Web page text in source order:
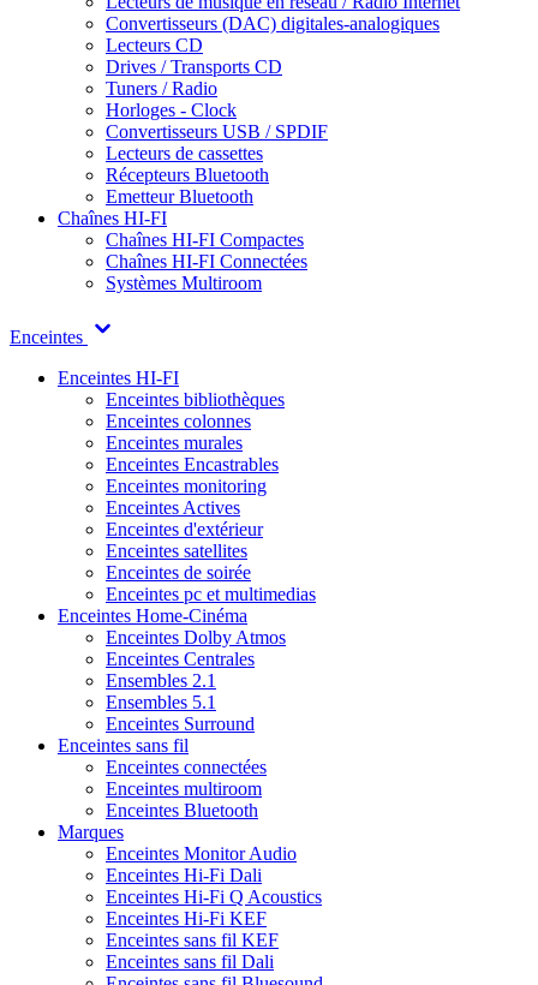
Convertisseurs (DAC) digitales-analogiques
Lecteurs CD
Drives / Transports CD
Tuners / Radio
Horloges - Clock
Convertisseurs USB / SPDIF
Lecteurs de cassettes
Récepteurs Bluetooth
Emetteur Bluetooth
Chaînes HI-FI
Chaînes HI-FI Compactes
Chaînes HI-FI Connectées
Systèmes Multiroom
Enceintes
Enceintes HI-FI
Enceintes bibliothèques
Enceintes colonnes
Enceintes murales
Enceintes Encastrables
Enceintes monitoring
Enceintes Actives
Enceintes d'extérieur
Enceintes satellites
Enceintes de soirée
Enceintes pc et multimedias
Enceintes Home-Cinéma
Enceintes Dolby Atmos
Enceintes Centrales
Ensembles 2.1
Ensembles 5.1
Enceintes Surround
Enceintes sans fil
Enceintes connectées
Enceintes multiroom
Enceintes Bluetooth
Marques
Enceintes Monitor Audio
Enceintes Hi-Fi Dali
Enceintes Hi-Fi Q Acoustics
Enceintes Hi-Fi KEF
Enceintes sans fil KEF
Enceintes sans fil Dali